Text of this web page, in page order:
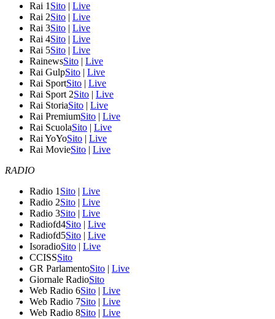
Rai 1 Sito | Live
Rai 2Sito | Live
Rai 3Sito | Live
Rai 4Sito | Live
Rai 5Sito | Live
RainewsSito | Live
Rai GulpSito | Live
Rai SportSito | Live
Rai Sport 2Sito | Live
Rai StoriaSito | Live
Rai PremiumSito | Live
Rai ScuolaSito | Live
Rai YoYoSito | Live
Rai MovieSito | Live
RADIO
Radio 1 Sito | Live
Radio 2Sito | Live
Radio 3Sito | Live
Radiofd4Sito | Live
Radiofd5Sito | Live
IsoradioSito | Live
CCISSSito
GR ParlamentoSito | Live
Giornale RadioSito
Web Radio 6Sito | Live
Web Radio 7Sito | Live
Web Radio 8Sito | Live